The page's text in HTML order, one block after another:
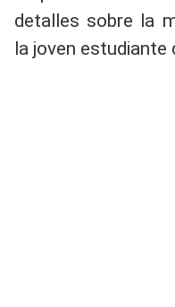
detalles sobre la
la joven estudiante